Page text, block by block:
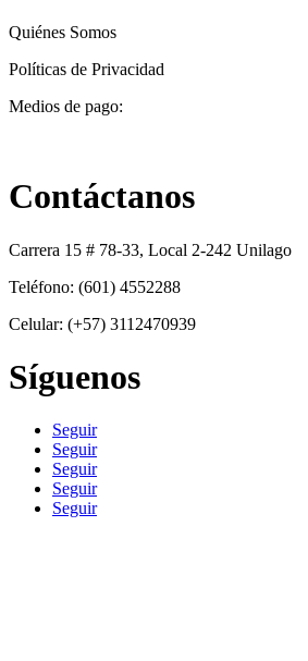
Quiénes Somos
Políticas de Privacidad
Medios de pago:
Contáctanos
Carrera 15 # 78-33, Local 2-242 Unilago
Teléfono: (601) 4552288
Celular: (+57) 3112470939
Síguenos
Seguir
Seguir
Seguir
Seguir
Seguir